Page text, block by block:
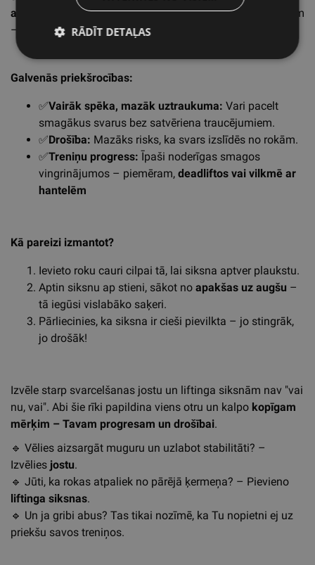
apakšdelmiem, ļaujot koncentrēties uz lielajiem muskuļiem
– muguru, kājām, pleciem.
Galvenās priekšrocības:
✅Vairāk spēka, mazāk uztraukuma: Vari pacelt
smagākus svarus bez satvēriena traucējumiem.
✅Drošība: Mazāks risks, ka svars izslīdēs no rokām.
✅Treniņu progress: Īpaši noderīgas smagos
vingrinājumos – piemēram, deadliftos vai vilkmē ar
hantelēm
Kā pareizi izmantot?
Ievieto roku cauri cilpai tā, lai siksna aptver plaukstu.
Aptin siksnu ap stieni, sākot no apakšas uz augšu –
tā iegūsi vislabāko saķeri.
Pārliecinies, ka siksna ir cieši pievilkta – jo stingrāk,
jo drošāk!
Izvēle starp svarcelšanas jostu un liftinga siksnām nav "vai
nu, vai". Abi šie rīki papildina viens otru un kalpo kopīgam
mērķim – Tavam progresam un drošībai.
🔹 Vēlies aizsargāt muguru un uzlabot stabilitāti? –
Izvēlies jostu.
🔹 Jūti, ka rokas atpaliek no pārējā ķermeņa? – Pievieno
liftinga siksnas.
🔹 Un ja gribi abus? Tas tikai nozīmē, ka Tu nopietni ej uz
priekšu savos treniņos.
RĀDĪT DETAĻAS